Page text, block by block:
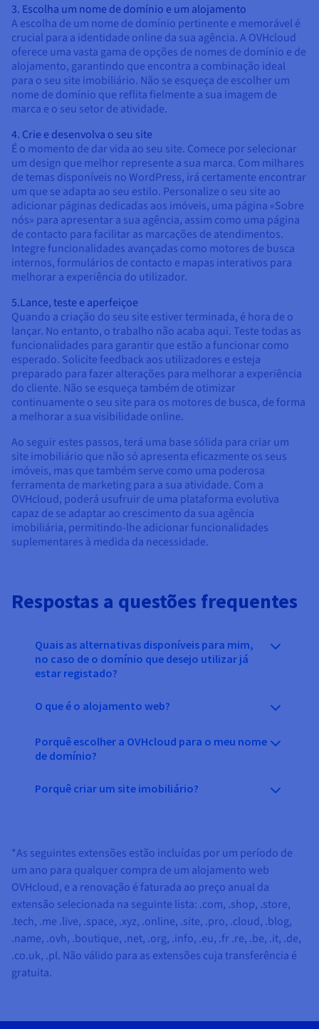
3. Escolha um nome de domínio e um alojamento
A escolha de um nome de domínio pertinente e memorável é
crucial para a identidade online da sua agência. A OVHcloud
oferece uma vasta gama de opções de nomes de domínio e de
alojamento, garantindo que encontra a combinação ideal
para o seu site imobiliário. Não se esqueça de escolher um
nome de domínio que reflita fielmente a sua imagem de
marca e o seu setor de atividade.
4. Crie e desenvolva o seu site
É o momento de dar vida ao seu site. Comece por selecionar
um design que melhor represente a sua marca. Com milhares
de temas disponíveis no WordPress, irá certamente encontrar
um que se adapta ao seu estilo. Personalize o seu site ao
adicionar páginas dedicadas aos imóveis, uma página «Sobre
nós» para apresentar a sua agência, assim como uma página
de contacto para facilitar as marcações de atendimentos.
Integre funcionalidades avançadas como motores de busca
internos, formulários de contacto e mapas interativos para
melhorar a experiência do utilizador.
5.Lance, teste e aperfeiçoe
Quando a criação do seu site estiver terminada, é hora de o
lançar. No entanto, o trabalho não acaba aqui. Teste todas as
funcionalidades para garantir que estão a funcionar como
esperado. Solicite feedback aos utilizadores e esteja
preparado para fazer alterações para melhorar a experiência
do cliente. Não se esqueça também de otimizar
continuamente o seu site para os motores de busca, de forma
a melhorar a sua visibilidade online.
Ao seguir estes passos, terá uma base sólida para criar um
site imobiliário que não só apresenta eficazmente os seus
imóveis, mas que também serve como uma poderosa
ferramenta de marketing para a sua atividade. Com a
OVHcloud, poderá usufruir de uma plataforma evolutiva
capaz de se adaptar ao crescimento da sua agência
imobiliária, permitindo-lhe adicionar funcionalidades
suplementares à medida da necessidade.
Respostas a questões frequentes
Quais as alternativas disponíveis para mim,
no caso de o domínio que desejo utilizar já
estar registado?
O que é o alojamento web?
Porquê escolher a OVHcloud para o meu nome
de domínio?
Porquê criar um site imobiliário?
*As seguintes extensões estão incluídas por um período de
um ano para qualquer compra de um alojamento web
OVHcloud, e a renovação é faturada ao preço anual da
extensão selecionada na seguinte lista: .com, .shop, .store,
.tech, .me .live, .space, .xyz, .online, .site, .pro, .cloud, .blog,
.name, .ovh, .boutique, .net, .org, .info, .eu, .fr .re, .be, .it, .de,
.co.uk, .pl. Não válido para as extensões cuja transferência é
gratuita.